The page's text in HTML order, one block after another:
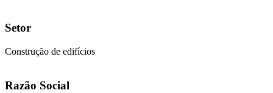
Setor
Construção de edifícios
Razão Social